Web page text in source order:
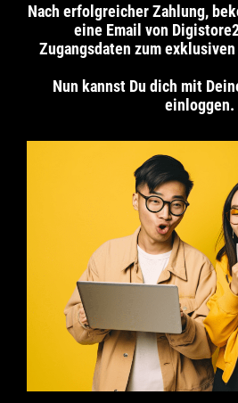
Nach erfolgreicher Zahlung,
eine Email von
Zugangsdaten zum
Nun kannst Du dich mit
einloggen.